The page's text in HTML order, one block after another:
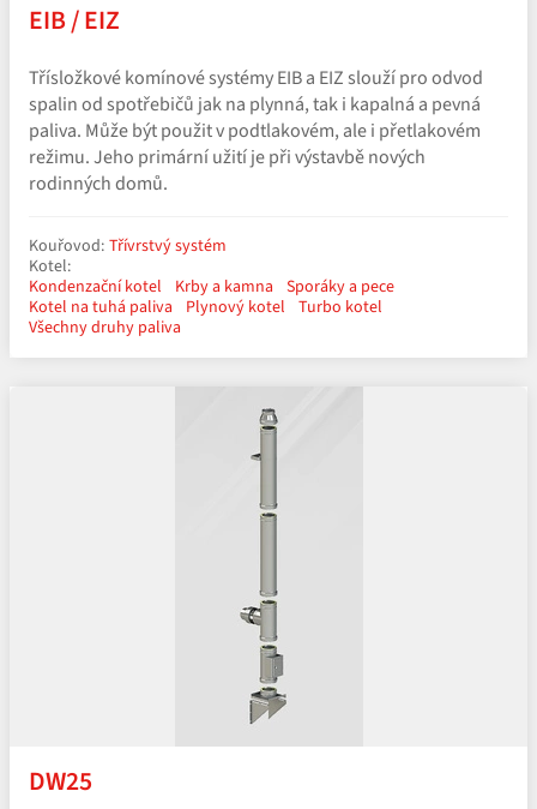
EIB / EIZ
Třísložkové komínové systémy EIB a EIZ slouží pro odvod
spalin od spotřebičů jak na plynná, tak i kapalná a pevná
paliva. Může být použit v podtlakovém, ale i přetlakovém
režimu. Jeho primární užití je při výstavbě nových
rodinných domů.
Kouřovod: Třívrstvý systém
Kotel:
Kondenzační kotel
Krby a kamna Sporáky a pece
Kotel na tuhá paliva
Plynový kotel Turbo kotel
Všechny druhy paliva
DW25